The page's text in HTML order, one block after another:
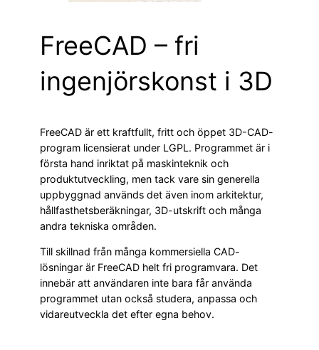
FreeCAD – fri
ingenjörskonst i 3D
FreeCAD är ett kraftfullt, fritt och öppet 3D-CAD-
program licensierat under LGPL. Programmet är i
första hand inriktat på maskinteknik och
produktutveckling, men tack vare sin generella
uppbyggnad används det även inom arkitektur,
hållfasthetsberäkningar, 3D-utskrift och många
andra tekniska områden.
Till skillnad från många kommersiella CAD-
lösningar är FreeCAD helt fri programvara. Det
innebär att användaren inte bara får använda
programmet utan också studera, anpassa och
vidareutveckla det efter egna behov.